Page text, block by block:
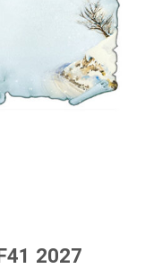
2027